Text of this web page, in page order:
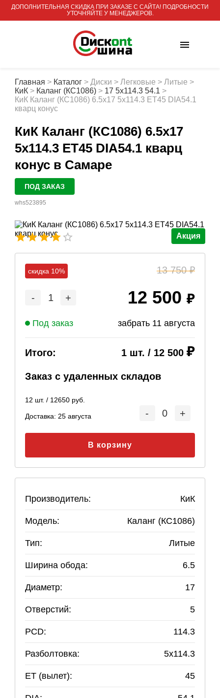
ДОПОЛНИТЕЛЬНАЯ СКИДКА ПРИ ЗАКАЗЕ С САЙТА! ПОДРОБНОСТИ
УТОЧНЯЙТЕ У МЕНЕДЖЕРОВ.
Главная > Каталог > Диски > Легковые > Литые >
КиК > Каланг (КС1086) > 17 5x114.3 54.1 >
КиК Каланг (КС1086) 6.5x17 5x114.3 ET45 DIA54.1
кварц конус
КиК Каланг (КС1086) 6.5x17
5x114.3 ET45 DIA54.1 кварц
конус в Самаре
ПОД ЗАКАЗ
whs523895
Акция
скидка 10% 13 750
- 1 + 12 500
Под заказ забрать 11 августа
Итого: 1 шт. / 12 500
Заказ с удаленных складов
12 шт. / 12650 руб.
Доставка: 25 августа - 0 +
В корзину
Производитель: КиК
Модель: Каланг (КС1086)
Тип: Литые
Ширина обода: 6.5
Диаметр: 17
Отверстий: 5
PCD: 114.3
Разболтовка: 5x114.3
ET (вылет): 45